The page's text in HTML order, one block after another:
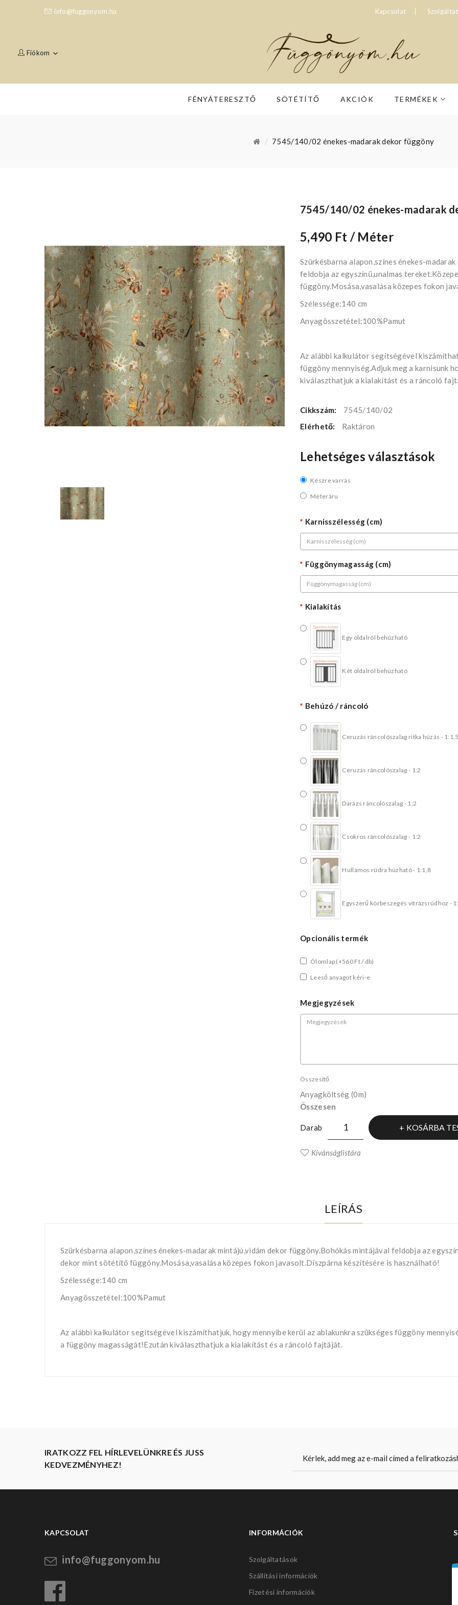
info@fuggonyom.hu Kapcsolat
Fiókom
FÉNYÁTERESZTŐ SÖTÉTÍTŐ AKCIÓK TERMÉKEK
7545/140/02 énekes-madarak dekor függöny
7545/140/02 énekes-madarak
5,490 Ft / Méter
Szürkésbarna alapon,színes énekes-
feldobja az egyszínű,unalmas
függöny.Mosása,vasalása közepes fokon
Szélessége:140 cm
Anyagösszetétel:100%Pamut
Az alábbi kalkulátor segítségével
függöny mennyiség.Adjuk meg a karnisunk
kiválaszthatjuk a kialakítást és a ráncoló
Cikkszám:
7545/140/02
Elérhető:
Raktáron
Lehetséges választások
Készre varrás
Méteráru
Karnisszélesség (cm)
Függönymagasság (cm)
Kialakítás
Egy oldalról behúzható
Két oldalról behúzható
Behúzó / ráncoló
Ceruzás ráncolószalag ritka húzás - 1:1,5
Ceruzás ráncolószalag - 1:2
Darázs ráncolószalag - 1:2
Csokros ráncolószalag - 1:2
Hullámos rúdra húzható - 1:1,8
Egyszerű körbeszegés vitrázsrúdhoz -
Opcionális termék
Ólomlap (+560 Ft / db)
Leeső anyagot kéri-e
Megjegyzések
Összesítő
Anyagköltség (0m)
Összesen
Darab KOSÁRBA
Kívánságlistára
LEÍRÁS
Szürkésbarna alapon,színes énekes-madarak mintájú,vidám dekor függöny.Bohókás mintájával feldobja az
dekor mint sötétítő függöny.Mosása,vasalása közepes fokon javasolt.Díszpárna készítésére is használható!
Szélessége:140 cm
Anyagösszetétel:100%Pamut
Az alábbi kalkulátor segítségével kiszámíthatjuk, hogy mennyibe kerül az ablakunkra szükséges függöny
a függöny magasságát!Ezután kiválaszthatjuk a kialakítást és a ráncoló fajtáját.
IRATKOZZ FEL HÍRLEVELÜNKRE ÉS JUSS
KEDVEZMÉNYHEZ!
KAPCSOLAT
info@fuggonyom.hu
INFORMÁCIÓK
Szolgáltatások
Szállítási információk
Fizetési információk